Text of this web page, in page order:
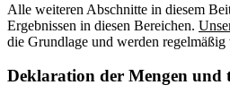
Alle weiteren Abschnitte in diesem
Ergebnissen in diesen Bereichen.
die Grundlage und werden
Deklaration der Mengen und